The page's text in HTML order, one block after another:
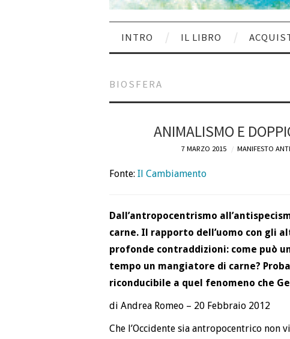
INTRO IL LIBRO
BIOSFERA
ANIMALISMO E
7 MARZO 2015 MANIFESTO
Fonte: Il Cambiamento
Dall’antropocentrismo
carne. Il rapporto dell’uomo con gli
profonde contraddizioni: come può
tempo un mangiatore di carne?
riconducibile a quel fenomeno che
di Andrea Romeo – 20 Febbraio 2012
Che l’Occidente sia antropocentrico non